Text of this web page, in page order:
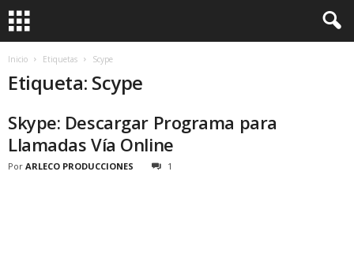
Inicio Etiquetas Scype
Etiqueta: Scype
Skype: Descargar Programa para
Llamadas Vía Online
Por ARLECO PRODUCCIONES 1